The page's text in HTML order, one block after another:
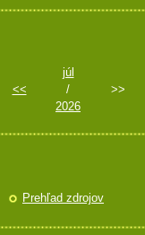
<<
júl
/
2026
>>
Prehľad zdrojov